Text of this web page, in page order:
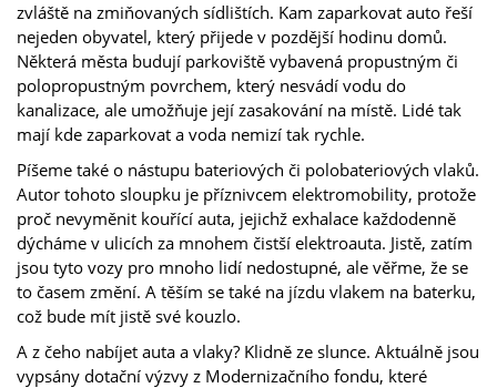
zvláště na zmiňovaných sídlištích. Kam zaparkovat auto řeší
nejeden obyvatel, který přijede v pozdější hodinu domů.
Některá města budují parkoviště vybavená propustným či
polopropustným povrchem, který nesvádí vodu do
kanalizace, ale umožňuje její zasakování na místě. Lidé tak
mají kde zaparkovat a voda nemizí tak rychle.
Píšeme také o nástupu bateriových či polobateriových vlaků.
Autor tohoto sloupku je příznivcem elektromobility, protože
proč nevyměnit kouřící auta, jejichž exhalace každodenně
dýcháme v ulicích za mnohem čistší elektroauta. Jistě, zatím
jsou tyto vozy pro mnoho lidí nedostupné, ale věřme, že se
to časem změní. A těším se také na jízdu vlakem na baterku,
což bude mít jistě své kouzlo.
A z čeho nabíjet auta a vlaky? Klidně ze slunce. Aktuálně jsou
vypsány dotační výzvy z Modernizačního fondu, které